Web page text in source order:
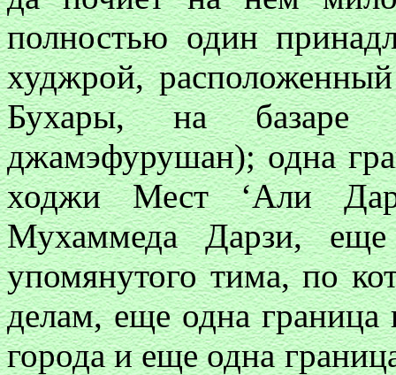
полностью один
худжрой,
Бухары, на базаре
джамэфурушан); одна
ходжи Мест ‘Али
Мухаммеда Дарзи,
упомянутого тима, по
делам, еще одна граница
города и еще одна